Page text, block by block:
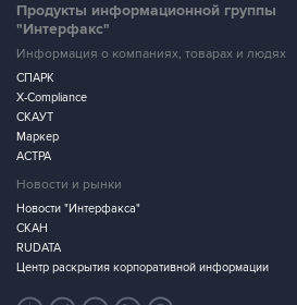
Продукты информационной группы
"Интерфакс"
Информация о компаниях, товарах и людях
СПАРК
X-Compliance
СКАУТ
Маркер
АСТРА
Новости и рынки
Новости "Интерфакса"
СКАН
RUDATA
Центр раскрытия корпоративной информации